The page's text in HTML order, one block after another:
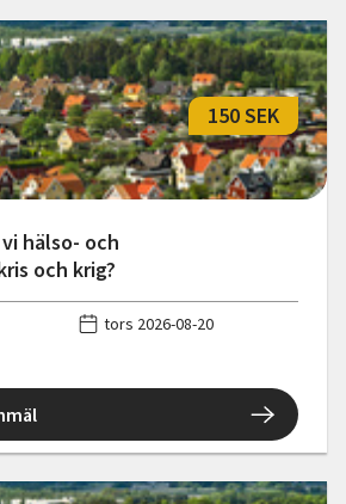
hälso- och
och krig?
150 SEK
tors 2026-08-20